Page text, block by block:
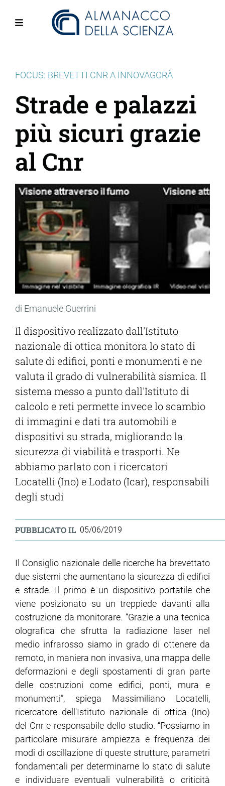
FOCUS: BREVETTI CNR A INNOVAGORÀ
Strade e palazzi
più sicuri grazie
al Cnr
di Emanuele Guerrini
Il dispositivo realizzato dall'Istituto
nazionale di ottica monitora lo stato di
salute di edifici, ponti e monumenti e ne
valuta il grado di vulnerabilità sismica. Il
sistema messo a punto dall'Istituto di
calcolo e reti permette invece lo scambio
di immagini e dati tra automobili e
dispositivi su strada, migliorando la
sicurezza di viabilità e trasporti. Ne
abbiamo parlato con i ricercatori
Locatelli (Ino) e Lodato (Icar), responsabili
degli studi
PUBBLICATO IL 05/06/2019
Il Consiglio nazionale delle ricerche ha brevettato
due sistemi che aumentano la sicurezza di edifici
e strade. Il primo è un dispositivo portatile che
viene posizionato su un treppiede davanti alla
costruzione da monitorare. “Grazie a una tecnica
olografica che sfrutta la radiazione laser nel
medio infrarosso siamo in grado di ottenere da
remoto, in maniera non invasiva, una mappa delle
deformazioni e degli spostamenti di gran parte
delle costruzioni come edifici, ponti, mura e
monumenti”, spiega Massimiliano Locatelli,
ricercatore dell'Istituto nazionale di ottica (Ino)
del Cnr e responsabile dello studio. “Possiamo in
particolare misurare ampiezza e frequenza dei
modi di oscillazione di queste strutture, parametri
fondamentali per determinarne lo stato di salute
e individuare eventuali vulnerabilità o criticità